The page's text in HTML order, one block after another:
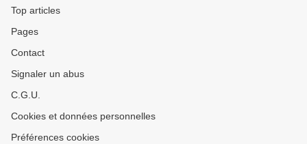
Top articles
Pages
Contact
Signaler un abus
C.G.U.
Cookies et données personnelles
Préférences cookies